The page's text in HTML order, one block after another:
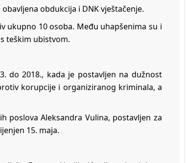
obdukcija i DNK vještačenje.
ukupno 10 osoba. Među uhapšenima su i
teškim ubistvom.
do 2018., kada je postavljen na dužnost
korupcije i organiziranog kriminala, a
poslova Aleksandra Vulina, postavljen za
15. maja.